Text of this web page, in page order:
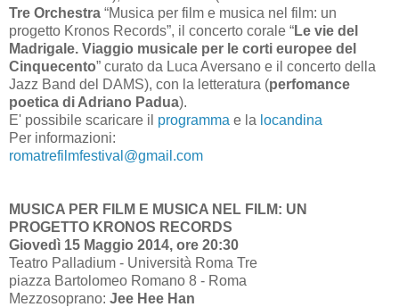
Tre Orchestra “Musica per film e musica nel film: un
progetto Kronos Records”, il concerto corale “Le vie del
Madrigale. Viaggio musicale per le corti europee del
Cinquecento” curato da Luca Aversano e il concerto della
Jazz Band del DAMS), con la letteratura (perfomance
poetica di Adriano Padua).
E' possibile scaricare il programma e la locandina
Per informazioni:
romatrefilmfestival@gmail.com
MUSICA PER FILM E MUSICA NEL FILM: UN
PROGETTO KRONOS RECORDS
Giovedì 15 Maggio 2014, ore 20:30
Teatro Palladium - Università Roma Tre
piazza Bartolomeo Romano 8 - Roma
Mezzosoprano: Jee Hee Han